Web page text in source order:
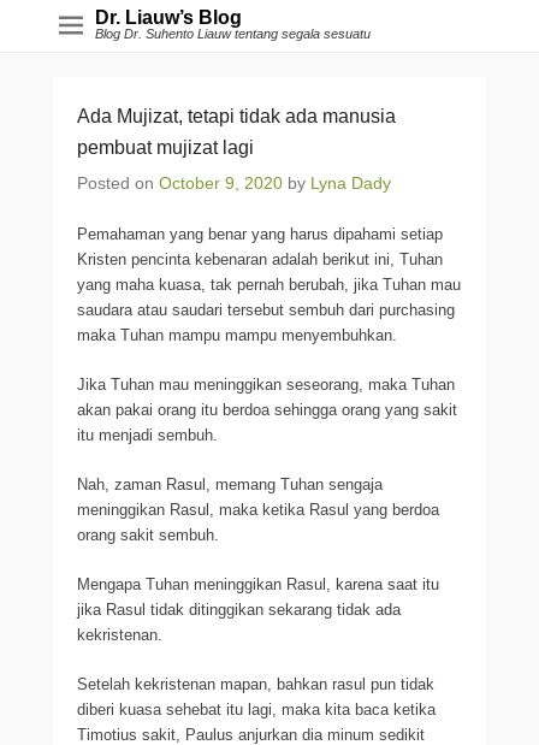
Dr. Liauw’s Blog
Blog Dr. Suhento Liauw tentang segala sesuatu
Ada Mujizat, tetapi tidak ada manusia
pembuat mujizat lagi
Posted on October 9, 2020 by Lyna Dady
Pemahaman yang benar yang harus dipahami setiap
Kristen pencinta kebenaran adalah berikut ini, Tuhan
yang maha kuasa, tak pernah berubah, jika Tuhan mau
saudara atau saudari tersebut sembuh dari purchasing
maka Tuhan mampu mampu menyembuhkan.
Jika Tuhan mau meninggikan seseorang, maka Tuhan
akan pakai orang itu berdoa sehingga orang yang sakit
itu menjadi sembuh.
Nah, zaman Rasul, memang Tuhan sengaja
meninggikan Rasul, maka ketika Rasul yang berdoa
orang sakit sembuh.
Mengapa Tuhan meninggikan Rasul, karena saat itu
jika Rasul tidak ditinggikan sekarang tidak ada
kekristenan.
Setelah kekristenan mapan, bahkan rasul pun tidak
diberi kuasa sehebat itu lagi, maka kita baca ketika
Timotius sakit, Paulus anjurkan dia minum sedikit